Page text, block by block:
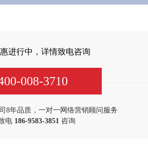
进行中，详情致电咨询
008-3710
8年品质，一对一网络营销顾问服务
电 186-9583-3851咨询